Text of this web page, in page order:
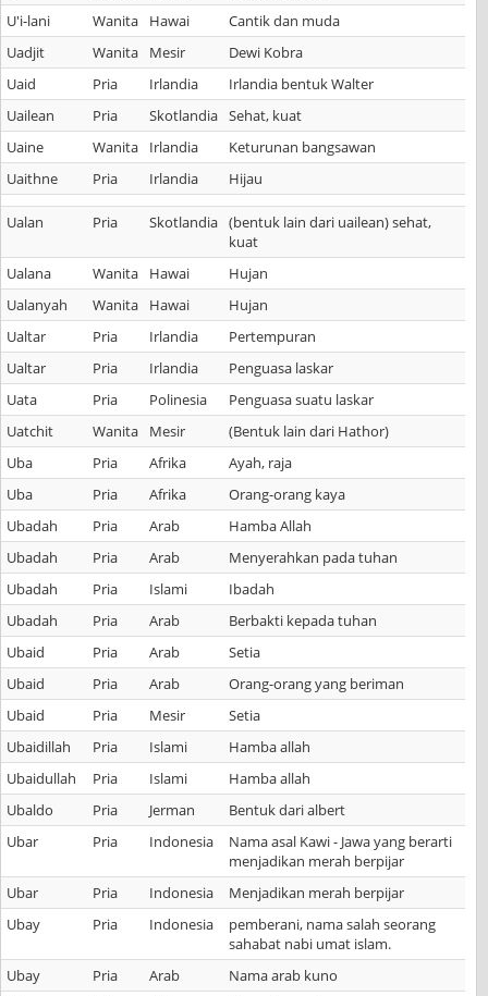
U'i-lani
Wanita Hawai
Cantik dan muda
Uadjit
Wanita Mesir
Dewi Kobra
Uaid
Pria Irlandia
Irlandia bentuk Walter
Uailean
Pria Skotlandia Sehat, kuat
Uaine
Wanita Irlandia
Keturunan bangsawan
Uaithne
Pria Irlandia Hijau
Ualan Pria Skotlandia (bentuk lain dari uailean) sehat,
kuat
Ualana
Wanita Hawai
Hujan
Ualanyah
Wanita Hawai
Hujan
Ualtar
Pria Irlandia
Pertempuran
Ualtar
Pria Irlandia
Penguasa laskar
Uata
Pria Polinesia
Penguasa suatu laskar
Uatchit
Wanita Mesir
(Bentuk lain dari Hathor)
Uba
Pria Afrika
Ayah, raja
Uba
Pria Afrika
Orang-orang kaya
Ubadah
Pria Arab
Hamba Allah
Ubadah
Pria Arab
Menyerahkan pada tuhan
Ubadah
Pria Islami
Ibadah
Ubadah
Pria Arab
Berbakti kepada tuhan
Ubaid
Pria Arab
Setia
Ubaid
Pria Arab
Orang-orang yang beriman
Ubaid
Pria Mesir
Setia
Ubaidillah
Pria Islami
Hamba allah
Ubaidullah
Pria Islami
Hamba allah
Ubaldo
Pria Jerman
Bentuk dari albert
Ubar
Pria Indonesia
Nama asal Kawi - Jawa yang berarti
menjadikan merah berpijar
Ubar
Pria Indonesia
Menjadikan merah berpijar
Ubay
Pria Indonesia
pemberani, nama salah seorang
sahabat nabi umat islam.
Ubay
Pria Arab
Nama arab kuno